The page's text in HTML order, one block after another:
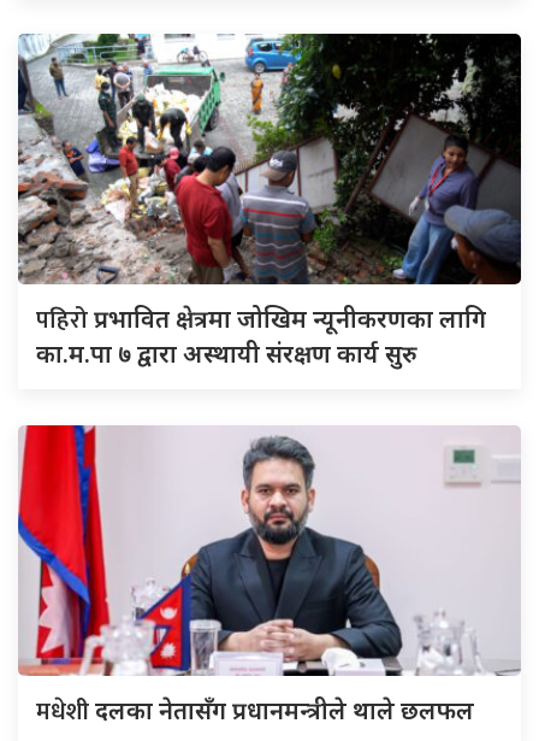
पहिरोप्रभावित क्षेत्रमा जोखिम न्यूनीकरणका लागि
का.म.पा ७ द्वारा अस्थायी संरक्षण कार्य सुरु
मधेशीदलका नेतासँग प्रधानमन्त्रीले थाले छलफल